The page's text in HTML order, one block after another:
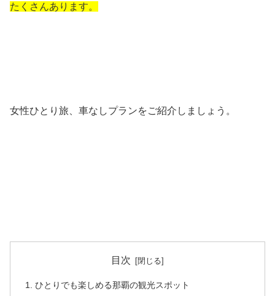
たくさんあります。
女性ひとり旅、車なしプランをご紹介しましょう。
目次
ひとりでも楽しめる那覇の観光スポット